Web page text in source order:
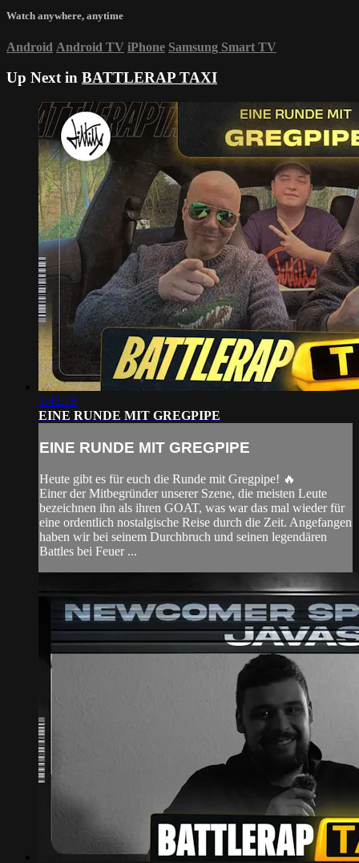
Watch anywhere, anytime
Android Android TV iPhone Samsung Smart TV
Up Next in BATTLERAP TAXI
1:42:18
EINE RUNDE MIT GREGPIPE
EINE RUNDE MIT GREGPIPE
Heute gibt es für euch die Runde mit Gregpipe! 🔥
Einer der Mitbegründer unserer Szene, die meisten Leute
bezeichnen ihn als ihren GOAT, was war das mal wieder für
eine ordentlich nostalgische Reise durch die Zeit. Angefangen
haben wir bei seinem Durchbruch und seinen legendären
Battles bei Feuer ...